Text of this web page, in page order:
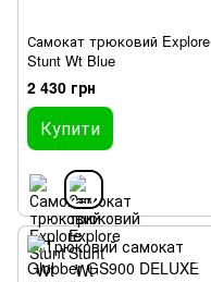
Самокат трюковий Explore
Stunt Wt Blue
2 430 грн
Купити